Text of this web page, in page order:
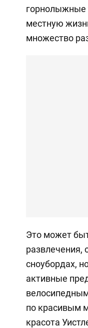
горнолыжные
местную
множество
Это может
развлечения,
сноубордах,
активные
по красивым
красота